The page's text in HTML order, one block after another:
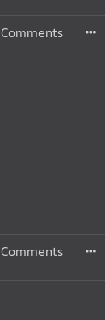
Comments
Comments